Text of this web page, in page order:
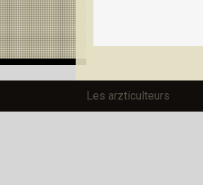
Les arzticulteurs